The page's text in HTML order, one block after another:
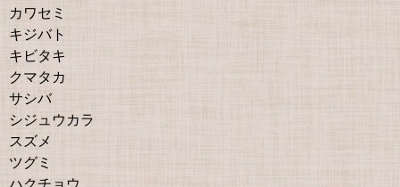
カワセミ
キジバト
キビタキ
クマタカ
サシバ
シジュウカラ
スズメ
ツグミ
ハクチョウ